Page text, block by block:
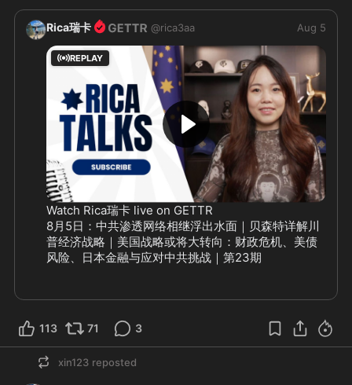
Rica瑞卡 @rica3aa Aug 5
REPLAY
Watch Rica瑞卡 live on GETTR
8月5日：中共渗透网络相继浮出水面｜贝森特详解川
普经济战略｜美国战略或将大转向：财政危机、美债
风险、日本金融与应对中共挑战｜第23期
113 71 3
xin123 reposted